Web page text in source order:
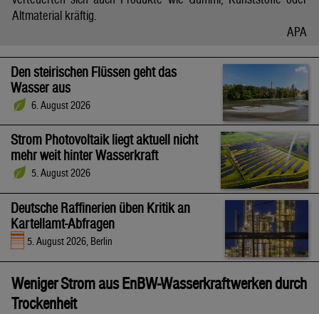
Altmaterial kräftig.
APA
Den steirischen Flüssen geht das
Wasser aus
6. August 2026
Strom Photovoltaik liegt aktuell nicht
mehr weit hinter Wasserkraft
5. August 2026
Deutsche Raffinerien üben Kritik an
Kartellamt-Abfragen
5. August 2026, Berlin
Weniger Strom aus EnBW-Wasserkraftwerken durch
Trockenheit